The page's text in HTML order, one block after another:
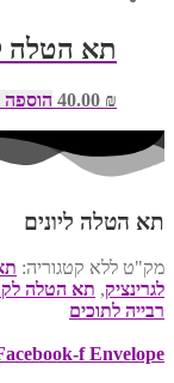
תא הטלה
₪ הוספה
תא הטלה ליונים
מק"ט ללא קטגוריה:
לגרינציק, תא הטלה
רבייה לתוכים
f Envelope